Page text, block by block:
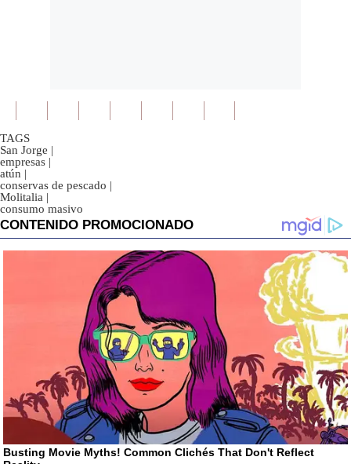
TAGS
San Jorge |
empresas |
atún |
conservas de pescado |
Molitalia |
consumo masivo